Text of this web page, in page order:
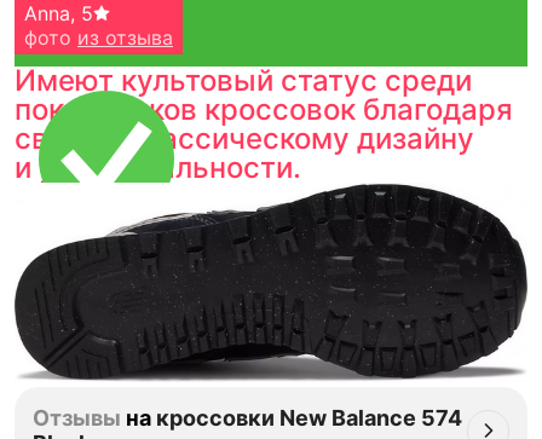
Тройная гарантия
оригинальности
Товар сертифицирован и опломбирован.
Проверяем на оригинальность
по 16 параметрам.
Если придёт подделка — вернём деньги
в трёхкратном размере.
Как мы провеяем товары
Anna, 5
фото из отзыва
Имеют культовый статус среди
поклонников кроссовок благодаря
своему классическому дизайну
и универсальности.
Отзывы на кроссовки New Balance 574